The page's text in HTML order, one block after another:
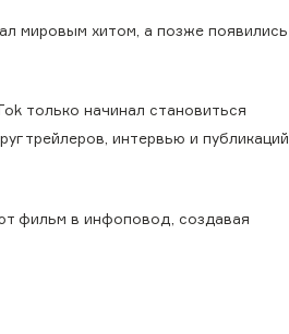
мировым хитом, а позже появились
только начинал становиться
трейлеров, интервью и публикаций
фильм в инфоповод, создавая